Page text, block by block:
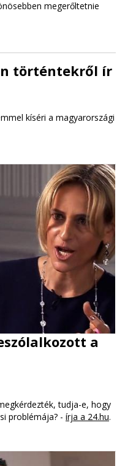
megerőltetnie
történtekről ír
kíséri a magyarországi
a
tudja-e, hogy
problémája? - írja a 24.hu.